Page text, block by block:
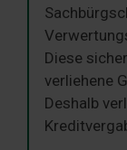
Diese
verliehene
Deshalb